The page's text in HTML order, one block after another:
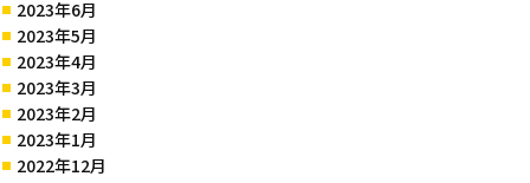
2023年6月
2023年5月
2023年4月
2023年3月
2023年2月
2023年1月
2022年12月